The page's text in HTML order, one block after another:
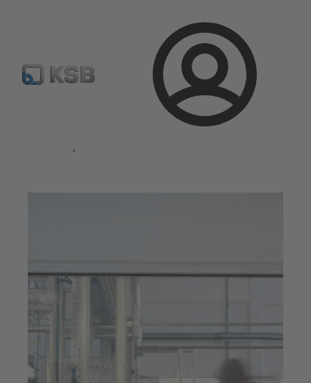
Aanmelding
Configure Product KSB Select Standaard stuklijsten